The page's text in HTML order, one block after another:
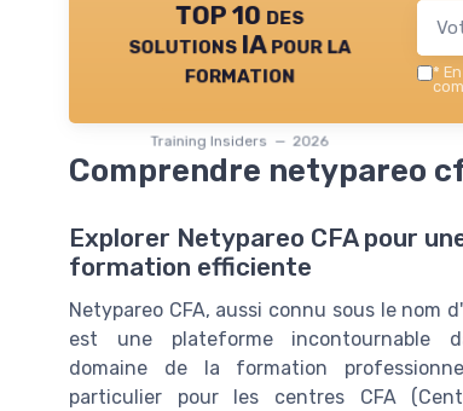
TOP 10 des
solutions IA pour la
formation
Training Insiders — 2026
*
Comprendre netypareo
Explorer Netypareo CFA pour
formation efficiente
Netypareo CFA, aussi connu sous le nom
est une plateforme incontournable
domaine de la formation
particulier pour les centres CFA